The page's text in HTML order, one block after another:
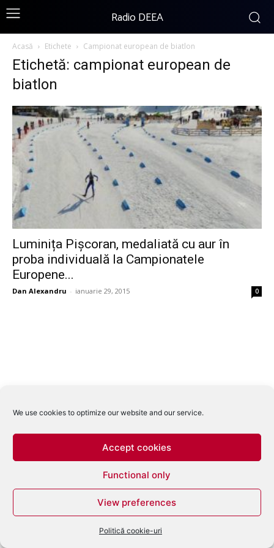
We use cookies to optimize our website and our service.
Accept cookies
Functional only
View preferences
Politică cookie-uri
Radio DEEA
Acasă Etichete Campionat european de biatlon
Etichetă: campionat european de
biatlon
Luminița Pișcoran, medaliată cu aur în
proba individuală la Campionatele
Europene...
Dan Alexandru - ianuarie 29, 2015 0